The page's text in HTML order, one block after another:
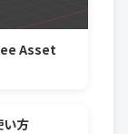
Asset
方